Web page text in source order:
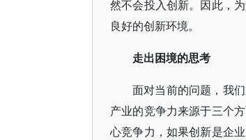
然不会投入创新。因此，
良好的创新环境。
走出困境的思考
面对当前的问题，我
产业的竞争力来源于三个
心竞争力，如果创新是企